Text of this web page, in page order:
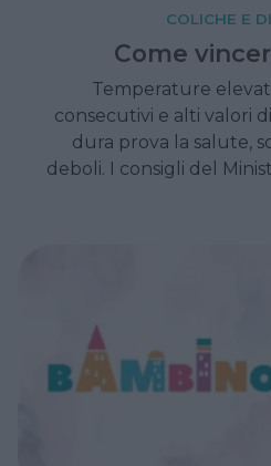
COLICHE E
Come
Temperature
consecutivi e alti valori
dura prova la salute,
deboli. I consigli del